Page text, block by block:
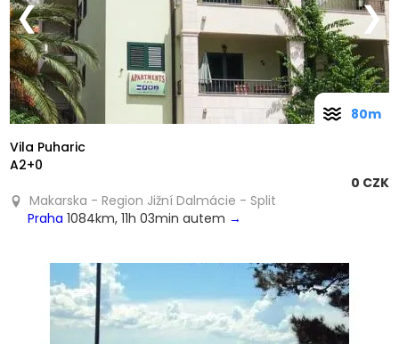
❮ ❯
Vila Puharic
A2+0
0 CZK
Makarska - Region Jižní Dalmácie - Split
Praha 1084km, 11h 03min autem →
80m